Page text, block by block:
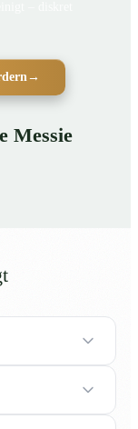
→
Messie